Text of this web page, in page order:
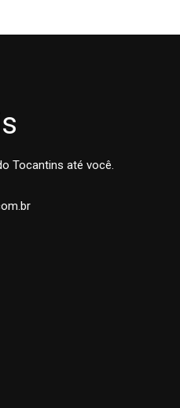
Tocantins até você.